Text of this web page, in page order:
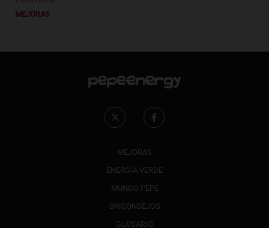
MEJORAS
MEJORAS
ENERGÍA VERDE
MUNDO PEPE
BRICONSEJOS
GLOSARIO